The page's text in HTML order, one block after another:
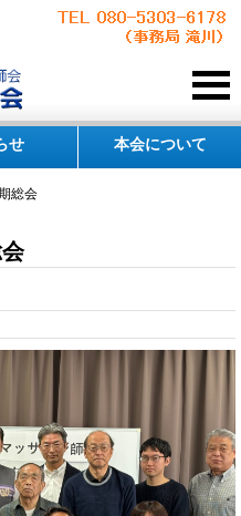
せ 本会について
総会